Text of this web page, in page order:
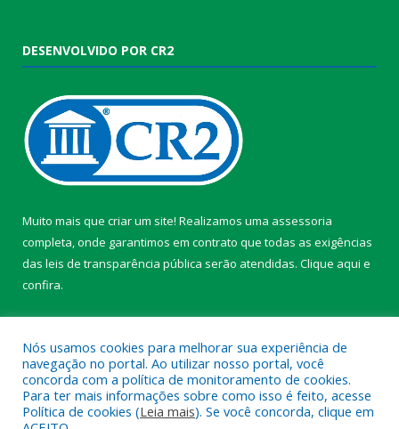
DESENVOLVIDO POR CR2
Muito mais que criar um site! Realizamos uma assessoria
completa, onde garantimos em contrato que todas as exigências
das leis de transparência pública serão atendidas. Clique aqui e
confira.
Todos os direitos reservados a Câmara Municipal de Itaporã.
Nós usamos cookies para melhorar sua experiência de
navegação no portal. Ao utilizar nosso portal, você
concorda com a política de monitoramento de cookies.
Para ter mais informações sobre como isso é feito, acesse
Política de cookies (Leia mais). Se você concorda, clique em